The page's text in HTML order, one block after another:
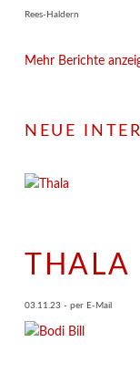
Rees-Haldern
Mehr Berichte
NEUE
THALA
03.11.23 - per E-Mail